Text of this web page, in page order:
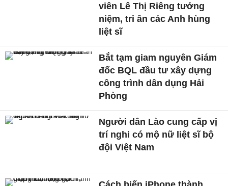
viên Lê Thị Riêng tưởng
niệm, tri ân các Anh hùng
liệt sĩ
Bắt tạm giam nguyên Giám
đốc BQL đầu tư xây dựng
công trình dân dụng Hải
Phòng
Người dân Lào cung cấp vị
trí nghi có mộ nữ liệt sĩ bộ
đội Việt Nam